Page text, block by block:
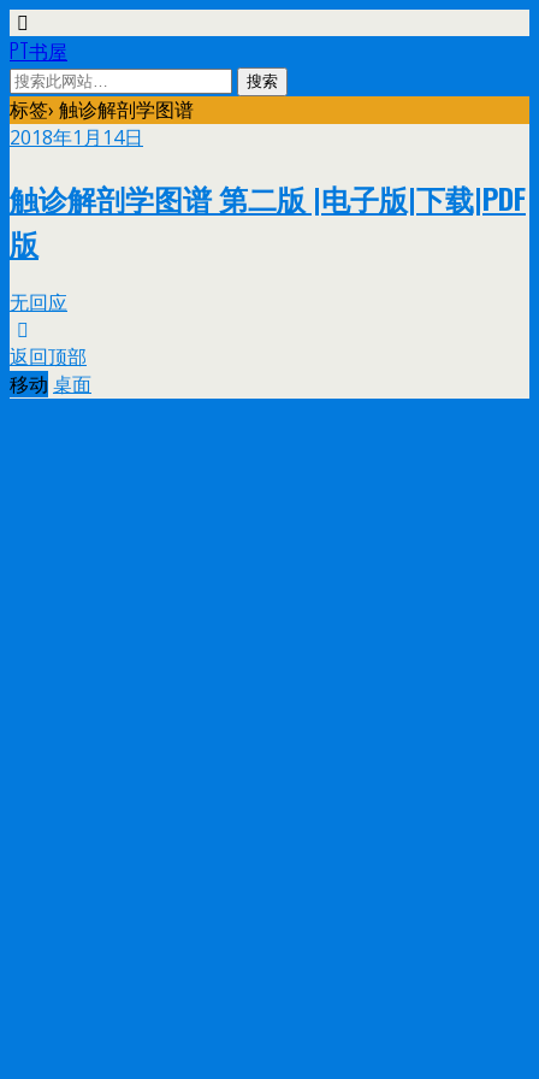
PT书屋
标签› 触诊解剖学图谱
2018年1月14日
触诊解剖学图谱 第二版 |电子版|下载|PDF
版
无回应
返回顶部
移动 桌面